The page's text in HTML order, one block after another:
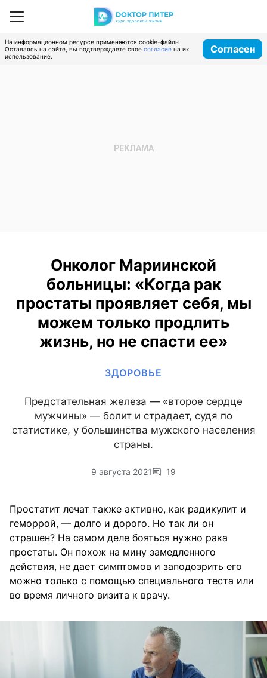
На информационном ресурсе применяются cookie-файлы.
Оставаясь на сайте, вы подтверждаете свое согласие на их
использование.
Согласен
Онколог Мариинской
больницы: «Когда рак
простаты проявляет себя, мы
можем только продлить
жизнь, но не спасти ее»
ЗДОРОВЬЕ
Предстательная железа — «второе сердце
мужчины» — болит и страдает, судя по
статистике, у большинства мужского населения
страны.
9 августа 2021 19
Простатит лечат также активно, как радикулит и
геморрой, — долго и дорого. Но так ли он
страшен? На самом деле бояться нужно рака
простаты. Он похож на мину замедленного
действия, не дает симптомов и заподозрить его
можно только с помощью специального теста или
во время личного визита к врачу.